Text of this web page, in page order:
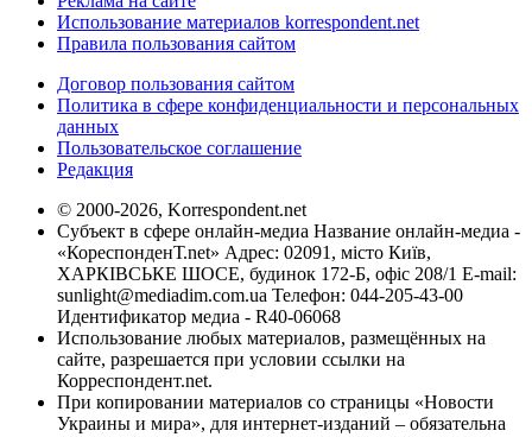
Использование материалов korrespondent.net
Правила пользования сайтом
Договор пользования сайтом
Политика в сфере конфиденциальности и персональных
данных
Пользовательское соглашение
Редакция
© 2000-2026, Korrespondent.net
Субъект в сфере онлайн-медиа Название онлайн-медиа -
«КореспонденТ.net» Адрес: 02091, місто Київ,
ХАРКІВСЬКЕ ШОСЕ, будинок 172-Б, офіс 208/1 E-mail:
sunlight@mediadim.com.ua Телефон: 044-205-43-00
Идентификатор медиа - R40-06068
Использование любых материалов, размещённых на
сайте, разрешается при условии ссылки на
Корреспондент.net.
При копировании материалов со страницы «Новости
Украины и мира», для интернет-изданий – обязательна